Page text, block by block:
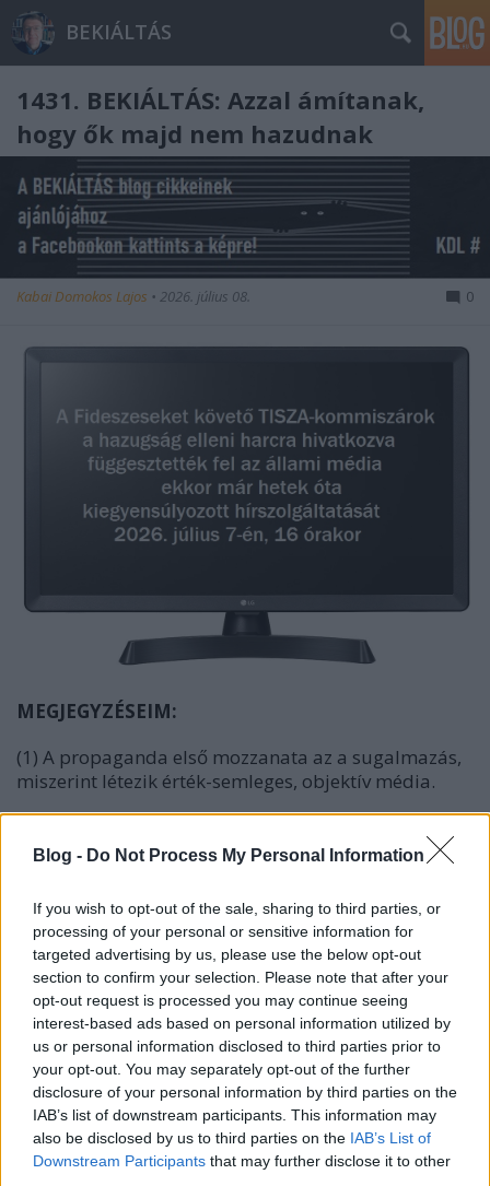
Blog - Do Not Process My Personal Information
If you wish to opt-out of the sale, sharing to third parties, or
processing of your personal or sensitive information for
targeted advertising by us, please use the below opt-out
section to confirm your selection. Please note that after your
opt-out request is processed you may continue seeing
interest-based ads based on personal information utilized by
us or personal information disclosed to third parties prior to
your opt-out. You may separately opt-out of the further
disclosure of your personal information by third parties on the
IAB’s list of downstream participants. This information may
also be disclosed by us to third parties on the IAB’s List of
Downstream Participants that may further disclose it to other
BEKIÁLTÁS
1431. BEKIÁLTÁS: Azzal ámítanak,
hogy ők majd nem hazudnak
Kabai Domokos Lajos • 2026. július 08. 0
MEGJEGYZÉSEIM:
(1) A propaganda első mozzanata az a sugalmazás,
miszerint létezik érték-semleges, objektív média.
kommunikációelméleti törvényszerűségek miatt.
tanulmányozni!
(3) Mindig szubjektív döntésen múlik, hogy a világ
minden pillanatban zajló milliónyi eseménye közül
miből, milyen újságírói eszközökkel formálnak hírt a
média-tulajdonosok értékrendje alapján
kiválogatott szerkesztők. Ezen a mégoly jószándékú
és naiv TISZA-párti aktivisták és hívek sem képesek
változtatni. Legfeljebb arról lehet szó, hogy adott
történelmi és politikai helyzetben a tömeg nagyobb
része érzi úgy, hogy mindennapi, akár hamis
tapasztalatai, érdekei egybeesnek a tulajdonosi